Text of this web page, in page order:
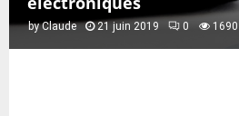
byClaude 21 juin 2019 0 1690